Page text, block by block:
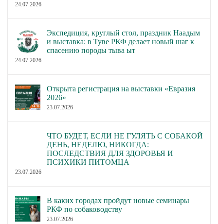
24.07.2026
Экспедиция, круглый стол, праздник Наадым
и выставка: в Туве РКФ делает новый шаг к
спасению породы тыва ыт
24.07.2026
Открыта регистрация на выставки «Евразия
2026»
23.07.2026
ЧТО БУДЕТ, ЕСЛИ НЕ ГУЛЯТЬ С СОБАКОЙ
ДЕНЬ, НЕДЕЛЮ, НИКОГДА:
ПОСЛЕДСТВИЯ ДЛЯ ЗДОРОВЬЯ И
ПСИХИКИ ПИТОМЦА
23.07.2026
В каких городах пройдут новые семинары
РКФ по собаководству
23.07.2026